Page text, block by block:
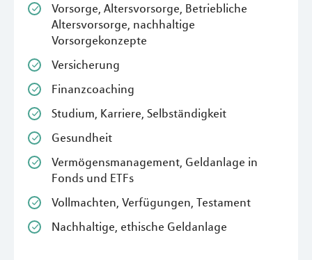
Vorsorge, Altersvorsorge, Betriebliche
Altersvorsorge, nachhaltige
Vorsorgekonzepte
Versicherung
Finanzcoaching
Studium, Karriere, Selbständigkeit
Gesundheit
Vermögensmanagement, Geldanlage in
Fonds und ETFs
Vollmachten, Verfügungen, Testament
Nachhaltige, ethische Geldanlage